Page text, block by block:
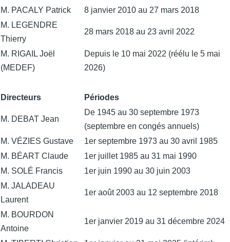
M. PACALY Patrick
8 janvier 2010 au 27 mars 2018
M. LEGENDRE
Thierry
28 mars 2018 au 23 avril 2022
M. RIGAIL Joël
(MEDEF)
Depuis le 10 mai 2022 (réélu le 5 mai
2026)
Directeurs Périodes
M. DEBAT Jean
De 1945 au 30 septembre 1973
(septembre en congés annuels)
M. VÉZIES Gustave
1er septembre 1973 au 30 avril 1985
M. BÉART Claude
1er juillet 1985 au 31 mai 1990
M. SOLÉ Francis
1er juin 1990 au 30 juin 2003
M. JALADEAU
Laurent
1er août 2003 au 12 septembre 2018
M. BOURDON
Antoine
1er janvier 2019 au 31 décembre 2024